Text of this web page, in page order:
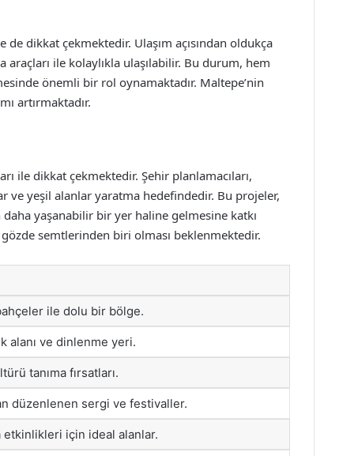
de dikkat çekmektedir. Ulaşım açısından oldukça
ile kolaylıkla ulaşılabilir. Bu durum, hem
önemli bir rol oynamaktadır. Maltepe’nin
artırmaktadır.
ile dikkat çekmektedir. Şehir planlamacıları,
ve yeşil alanlar yaratma hedefindedir. Bu projeler,
yaşanabilir bir yer haline gelmesine katkı
gözde semtlerinden biri olması beklenmektedir.
ile dolu bir bölge.
alanı ve dinlenme yeri.
tanıma fırsatları.
düzenlenen sergi ve festivaller.
etkinlikleri için ideal alanlar.